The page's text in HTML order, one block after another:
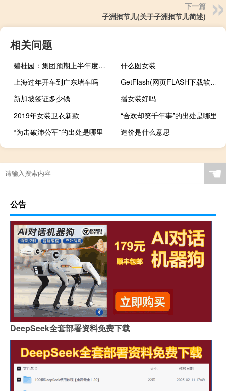
下一篇
子洲抿节儿(关于子洲抿节儿简述)
相关问题
碧桂园：集团预期上半年度可能录得未经审核净亏损公司为了确保现金流安全将积极考虑采取各种对策包括但不限于压降各项经营支出、加快回款安排、积极拓展融资渠道、管理及优化债务偿还安排等同时积极寻求政府及各方监管机构的指导和支持
什么图女装
上海过年开车到广东堵车吗
GetFlash(网页FLASH下载软件) 绿色版（GetFlash(网页FLASH下载软件) 绿色版功能简介）
新加坡签证多少钱
播女装好吗
2019年女装卫衣新款
“合欢却笑千年事”的出处是哪里
“为击破沛公军”的出处是哪里
造价是什么意思
☚
公告
DeepSeek全套部署资料免费下载